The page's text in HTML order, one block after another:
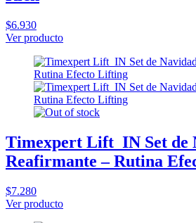
$6.930
Ver producto
Timexpert Lift_IN Set de
Reafirmante – Rutina
$7.280
Ver producto